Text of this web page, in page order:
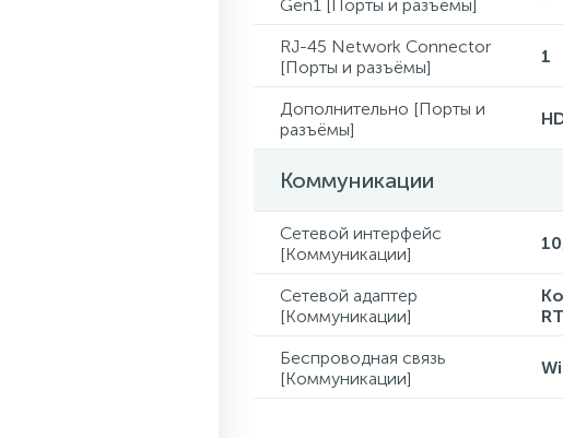
Gen1 [Порты и разъёмы]
RJ-45 Network Connector
[Порты и разъёмы]
1
Дополнительно [Порты и
разъёмы]
Коммуникации
Сетевой интерфейс
[Коммуникации]
Сетевой адаптер
[Коммуникации]
Беспроводная связь
[Коммуникации]